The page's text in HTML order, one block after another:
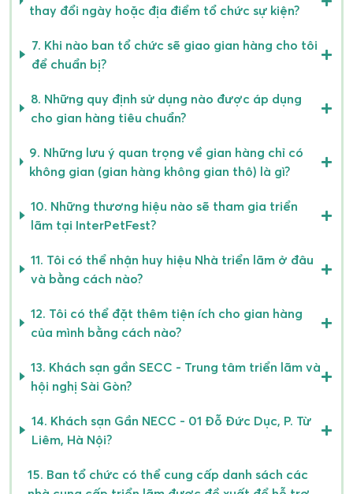
– Ảnh sản phẩm/Thương hiệu của bạn
chủ sở hữu thương hiệu
– Mã số thuế
6. Việc đăng ký gian hàng sẽ kết thúc khi hết chỗ và
thường là 1 tháng trước ngày diễn ra sự kiện. Đối với
Bird và Regular. Hạn chót cho Early Bird là 31/12/2025,
và Regular là 17/3/2026. Đối với InterPetFest HCM,
và Regular. Hạn chót cho Super Early Bird là
31/12/2025, Early Bird là 30/4/2026, và Regular là
7. Quy trình tham gia gian hàng triển lãm: Đồng ý về
– Đối với doanh nghiệp Việt Nam: Tiến hành ký hợp
đồng VAT. Thanh toán khoản 50% trong vòng 7 ngày
phí thuê 50% và chi phí tiện ích chậm nhất là 2 tháng
trước ngày khai mạc triển lãm. Nhận hóa đơn VAT khi
thanh toán khoản 100%.
– Đối với doanh nghiệp ngoài Việt Nam: Tiến hành ký
đơn đăng ký. Tiến hành ký hợp đồng VAT. Thanh toán
khoản 50% trong vòng 7 ngày sau khi ký hợp đồng.
Thanh toán phần còn lại của chi phí thuê 50% và chi
thay đổi ngày hoặc địa điểm tổ chức sự kiện?
7. Khi nào ban tổ chức sẽ giao gian hàng cho tôi
để chuẩn bị?
8. Những quy định sử dụng nào được áp dụng
cho gian hàng tiêu chuẩn?
9. Những lưu ý quan trọng về gian hàng chỉ có
không gian (gian hàng không gian thô) là gì?
10. Những thương hiệu nào sẽ tham gia triển
lãm tại InterPetFest?
11. Tôi có thể nhận huy hiệu Nhà triển lãm ở đâu
và bằng cách nào?
12. Tôi có thể đặt thêm tiện ích cho gian hàng
của mình bằng cách nào?
13. Khách sạn gần SECC - Trung tâm triển lãm và
hội nghị Sài Gòn?
14. Khách sạn Gần NECC - 01 Đỗ Đức Dục, P. Từ
Liêm, Hà Nội?
15. Ban tổ chức có thể cung cấp danh sách các